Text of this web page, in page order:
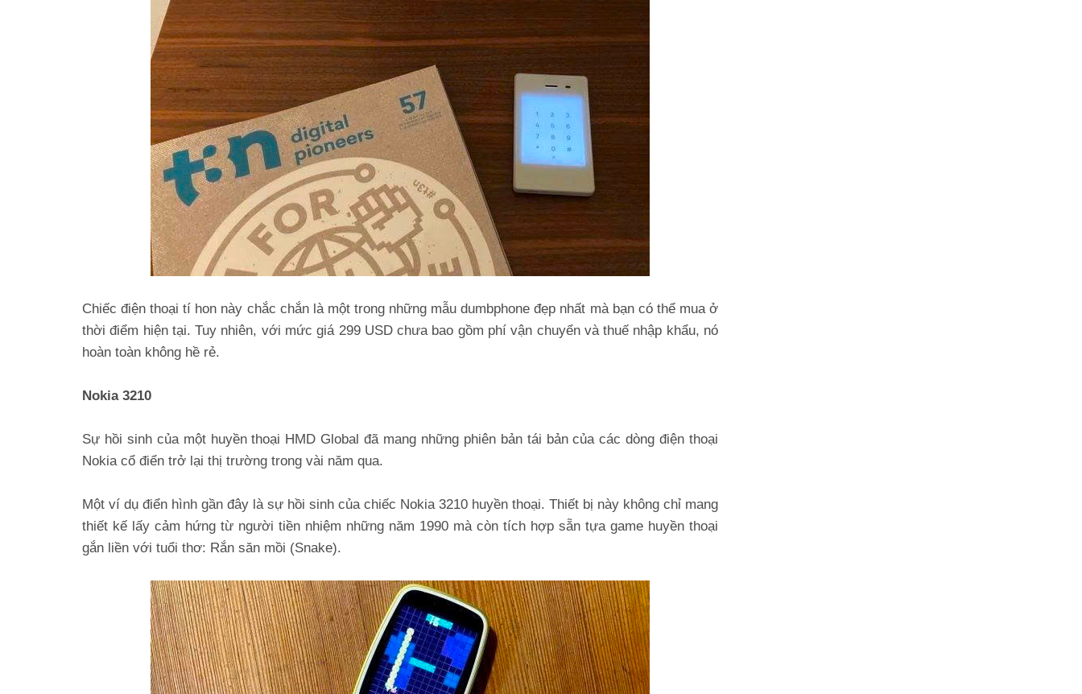
Chiếc điện thoại tí hon này chắc chắn là một trong những mẫu dumbphone đẹp nhất mà bạn có thể mua ở
thời điểm hiện tại. Tuy nhiên, với mức giá 299 USD chưa bao gồm phí vận chuyển và thuế nhập khẩu, nó
hoàn toàn không hề rẻ.
Nokia 3210
Sự hồi sinh của một huyền thoại HMD Global đã mang những phiên bản tái bản của các dòng điện thoại
Nokia cổ điển trở lại thị trường trong vài năm qua.
Một ví dụ điển hình gần đây là sự hồi sinh của chiếc Nokia 3210 huyền thoại. Thiết bị này không chỉ mang
thiết kế lấy cảm hứng từ người tiền nhiệm những năm 1990 mà còn tích hợp sẵn tựa game huyền thoại
gắn liền với tuổi thơ: Rắn săn mồi (Snake).